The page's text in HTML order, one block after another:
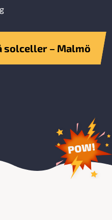
solceller – Malmö